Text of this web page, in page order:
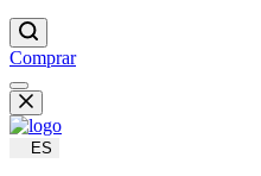
Comprar
ES